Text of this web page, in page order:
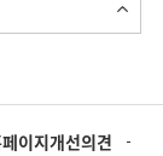
이지개선의견